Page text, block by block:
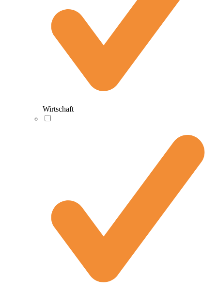
Wirtschaft